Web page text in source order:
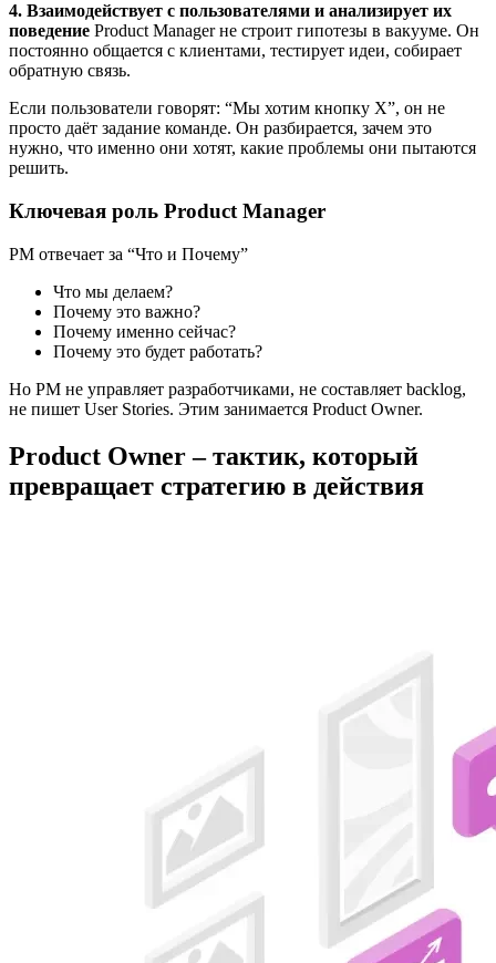
4. Взаимодействует с пользователями и анализирует их
поведение Product Manager не строит гипотезы в вакууме. Он
постоянно общается с клиентами, тестирует идеи, собирает
обратную связь.
Если пользователи говорят: “Мы хотим кнопку X”, он не
просто даёт задание команде. Он разбирается, зачем это
нужно, что именно они хотят, какие проблемы они пытаются
решить.
Ключевая роль Product Manager
PM отвечает за “Что и Почему”
Что мы делаем?
Почему это важно?
Почему именно сейчас?
Почему это будет работать?
Но PM не управляет разработчиками, не составляет backlog,
не пишет User Stories. Этим занимается Product Owner.
Product Owner – тактик, который
превращает стратегию в действия